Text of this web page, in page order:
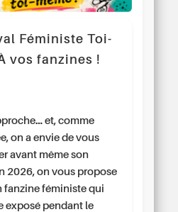
Féministe Toi-
vos fanzines !
et, comme
on a envie de vous
avant même son
2026, on vous propose
fanzine féministe qui
exposé pendant le